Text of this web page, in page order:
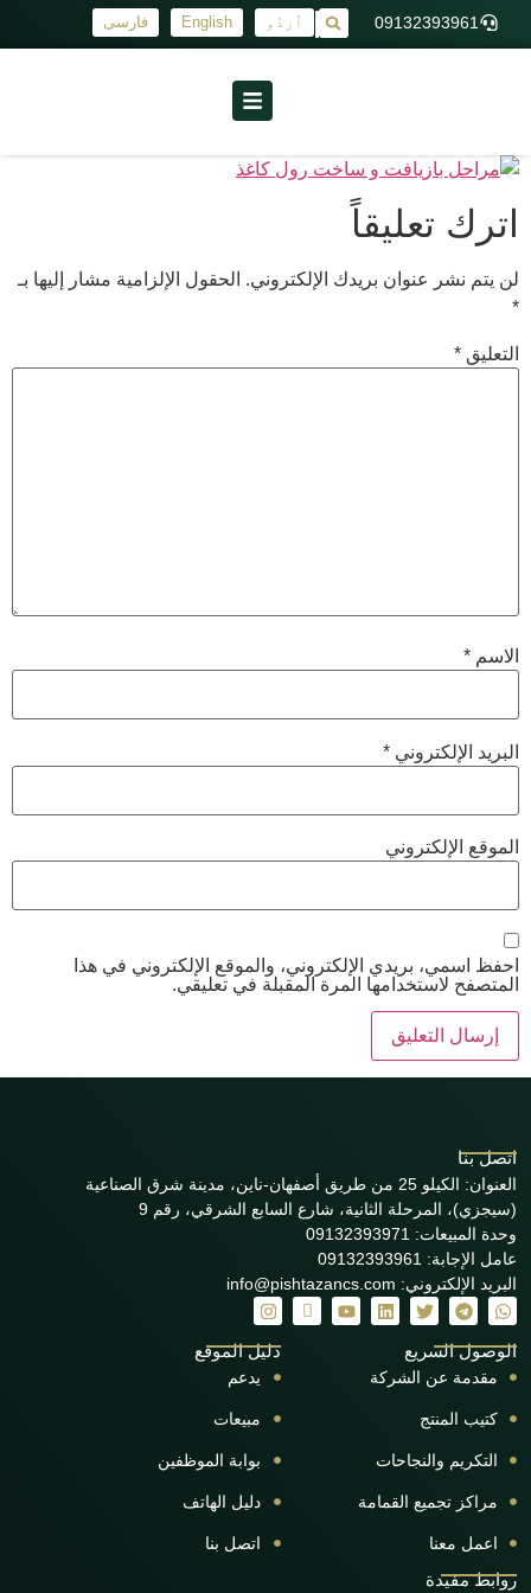
09132393961 اُردُو English فارسی
اترك تعليقاً
لن يتم نشر عنوان بريدك الإلكتروني. الحقول الإلزامية مشار إليها بـ
*
التعليق *
الاسم *
البريد الإلكتروني *
الموقع الإلكتروني
احفظ اسمي، بريدي الإلكتروني، والموقع الإلكتروني في هذا
المتصفح لاستخدامها المرة المقبلة في تعليقي.
اتصل بنا
العنوان: الكيلو 25 من طريق أصفهان-ناين، مدينة شرق الصناعية
(سيجزي)، المرحلة الثانية، شارع السابع الشرقي، رقم 9
وحدة المبيعات: 09132393971
عامل الإجابة: 09132393961
البريد الإلكتروني: info@pishtazancs.com
الوصول السريع
مقدمة عن الشركة
كتيب المنتج
التكريم والنجاحات
مراكز تجميع القمامة
اعمل معنا
دليل الموقع
يدعم
مبيعات
بوابة الموظفين
دليل الهاتف
اتصل بنا
روابط مفيدة